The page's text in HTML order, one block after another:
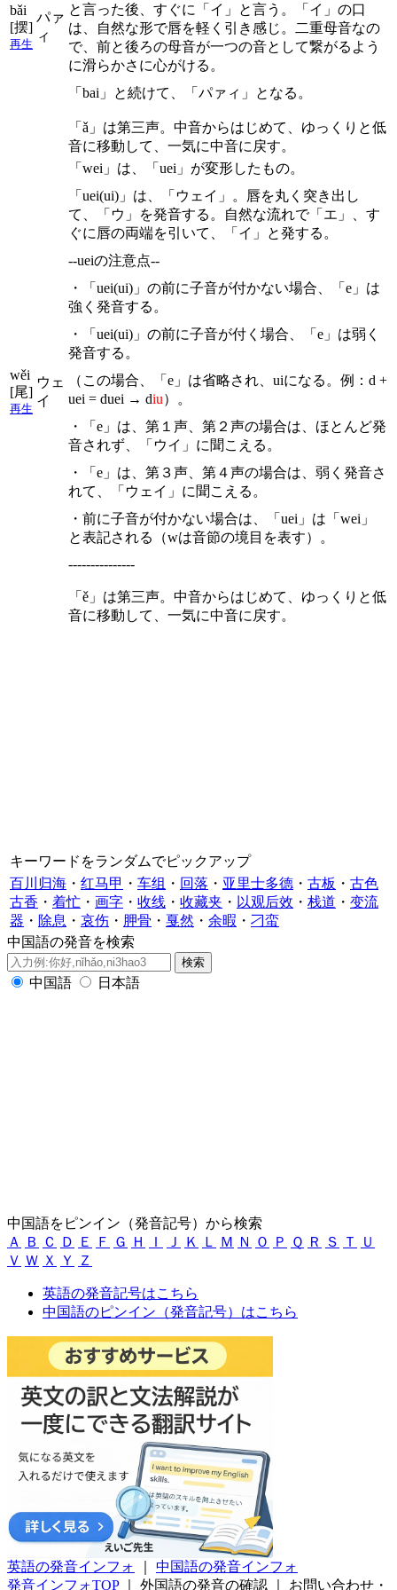
bǎi
[摆]
再生
パァ
ィ
と言った後、すぐに「イ」と言う。「イ」の口
は、自然な形で唇を軽く引き感じ。二重母音なの
で、前と後ろの母音が一つの音として繋がるよう
に滑らかさに心がける。
「bai」と続けて、「パァィ」となる。
「ǎ」は第三声。中音からはじめて、ゆっくりと低
音に移動して、一気に中音に戻す。
wěi
[尾]
再生
ウェ
イ
「wei」は、「uei」が変形したもの。
「uei(ui)」は、「ウェイ」。唇を丸く突き出し
て、「ウ」を発音する。自然な流れで「エ」、す
ぐに唇の両端を引いて、「イ」と発する。
--ueiの注意点--
・「uei(ui)」の前に子音が付かない場合、「e」は
強く発音する。
・「uei(ui)」の前に子音が付く場合、「e」は弱く
発音する。
（この場合、「e」は省略され、uiになる。例：d +
uei = duei → diu）。
・「e」は、第１声、第２声の場合は、ほとんど発
音されず、「ウイ」に聞こえる。
・「e」は、第３声、第４声の場合は、弱く発音さ
れて、「ウェイ」に聞こえる。
・前に子音が付かない場合は、「uei」は「wei」
と表記される（wは音節の境目を表す）。
---------------
「ě」は第三声。中音からはじめて、ゆっくりと低
音に移動して、一気に中音に戻す。
キーワードをランダムでピックアップ
百川归海 ・ 红马甲 ・ 车组 ・ 回落 ・ 亚里士多德 ・ 古板 ・ 古色
古香 ・ 着忙 ・ 画字 ・ 收线 ・ 收藏夹 ・ 以观后效 ・ 栈道 ・ 变流
器 ・ 除息 ・ 哀伤 ・ 胛骨 ・ 戛然 ・ 余暇 ・ 刁蛮
中国語の発音を検索
中国語 日本語
中国語をピンイン（発音記号）から検索
Ａ
Ｂ Ｃ Ｄ Ｅ Ｆ Ｇ Ｈ Ｉ Ｊ Ｋ Ｌ Ｍ Ｎ Ｏ Ｐ Ｑ Ｒ Ｓ Ｔ
Ｕ
Ｖ Ｗ Ｘ Ｙ Ｚ
英語の発音記号はこちら
中国語のピンイン（発音記号）はこちら
英語の発音インフォ
中国語の発音インフォ
発音インフォTOP
外国語の発音の確認 お問い合わせ・